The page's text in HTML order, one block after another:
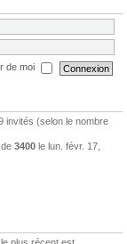
de moi
invités (selon le nombre
3400 le lun. févr. 17,